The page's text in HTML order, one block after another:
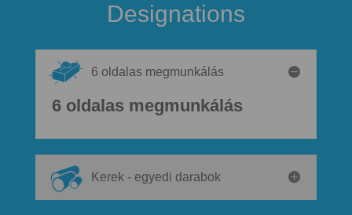
Designations
6 oldalas megmunkálás
6 oldalas megmunkálás
Kerek - egyedi darabok